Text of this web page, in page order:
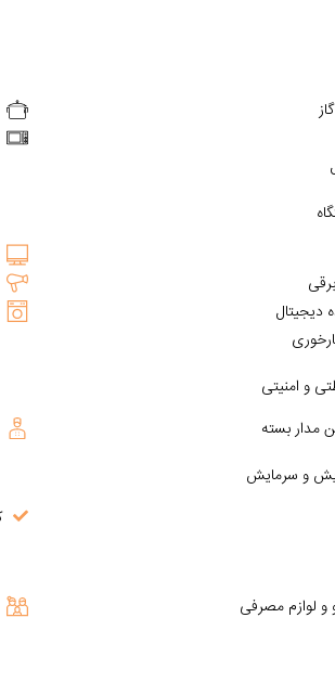
دیجیتال
و امنیتی
مدار بسته
و سرمایش
و لوازم مصرفی